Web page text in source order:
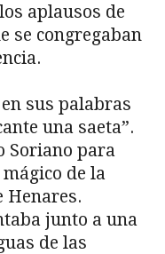
aplausos de
se congregaban
sus palabras
una saeta”.
Soriano para
de la
Henares.
junto a una
de las